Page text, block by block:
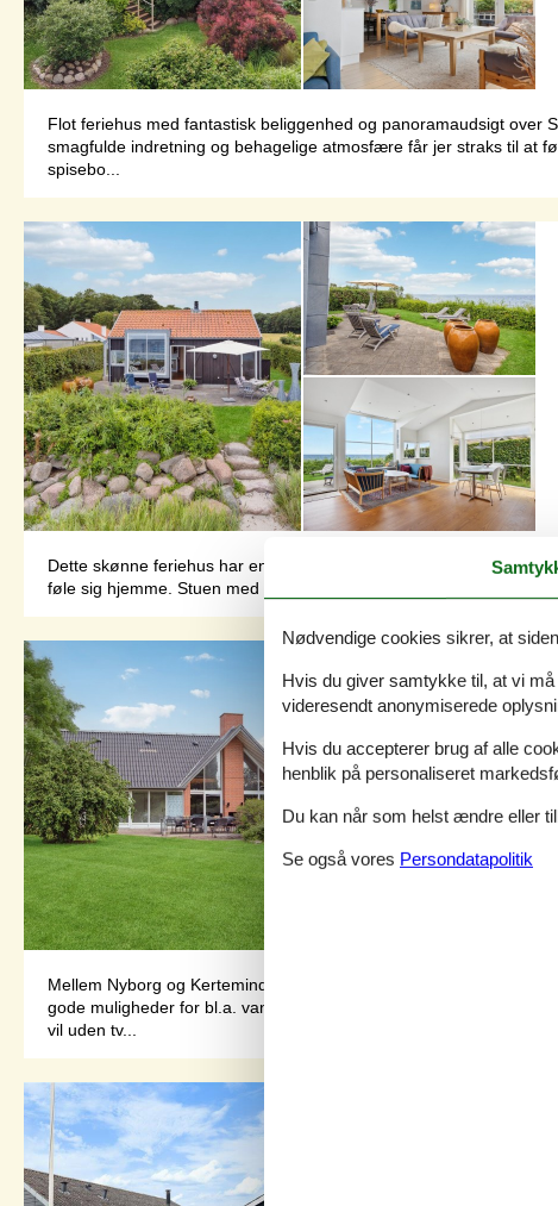
Flot feriehus med fantastisk beliggenhed og panoramaudsigt
smagfulde indretning og behagelige atmosfære får jer straks til at
spisebo...
Dette skønne feriehus har en fantastisk beliggenhed ved vandet
føle sig hjemme. Stuen med store vinduespartier giver jer en
Mellem Nyborg og Kerteminde ligger dette rummelige og
gode muligheder for bl.a. vandre- og cykelture, badning og
vil uden tv...
Nødvendige cookies sikrer, at
Hvis du giver samtykke til, at vi
videresendt anonymiserede
Hvis du accepterer brug af alle
henblik på personaliseret
Du kan når som helst ændre eller
Se også vores Persondatapolitik